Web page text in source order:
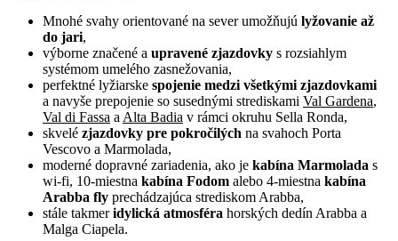
Mnohé svahy orientované na sever umožňujú lyžovanie až
do jari,
výborne značené a upravené zjazdovky s rozsiahlym
systémom umelého zasnežovania,
perfektné lyžiarske spojenie medzi všetkými zjazdovkami
a navyše prepojenie so susednými strediskami Val Gardena,
Val di Fassa a Alta Badia v rámci okruhu Sella Ronda,
skvelé zjazdovky pre pokročilých na svahoch Porta
Vescovo a Marmolada,
moderné dopravné zariadenia, ako je kabína Marmolada s
wi-fi, 10-miestna kabína Fodom alebo 4-miestna kabína
Arabba fly prechádzajúca strediskom Arabba,
stále takmeridylická atmosféra horských dedín Arabba a
Malga Ciapela.